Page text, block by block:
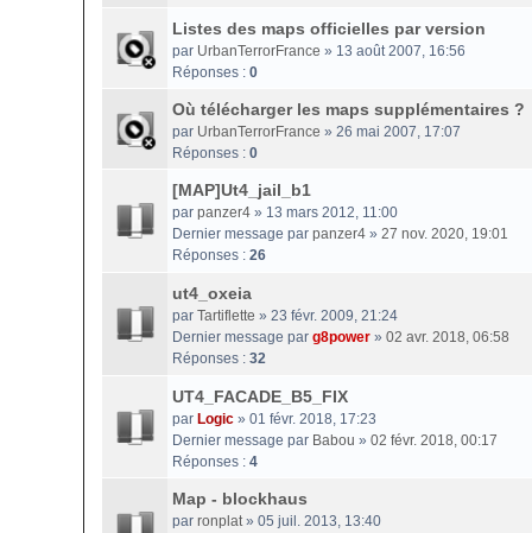
Listes des maps officielles par version
par UrbanTerrorFrance » 13 août 2007, 16:56
Réponses : 0
Où télécharger les maps supplémentaires ?
par UrbanTerrorFrance » 26 mai 2007, 17:07
Réponses : 0
[MAP]Ut4_jail_b1
par panzer4 » 13 mars 2012, 11:00
Dernier message par panzer4 » 27 nov. 2020, 19:01
Réponses : 26
ut4_oxeia
par Tartiflette » 23 févr. 2009, 21:24
Dernier message par g8power » 02 avr. 2018, 06:58
Réponses : 32
UT4_FACADE_B5_FIX
par Logic » 01 févr. 2018, 17:23
Dernier message par Babou » 02 févr. 2018, 00:17
Réponses : 4
Map - blockhaus
par ronplat» 05 juil. 2013, 13:40